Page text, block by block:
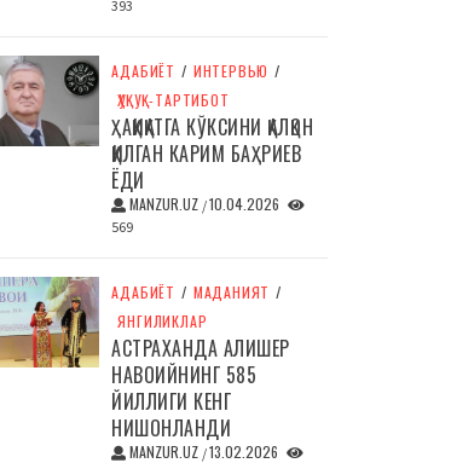
393
АДАБИЁТ / ИНТЕРВЬЮ /
ҲУҚУҚ-ТАРТИБОТ
ҲАҚИҚАТГА КЎКСИНИ ҚАЛҚОН
ҚИЛГАН КАРИМ БАҲРИЕВ
ЁДИ
MANZUR.UZ /10.04.2026
569
АДАБИЁТ / МАДАНИЯТ /
ЯНГИЛИКЛАР
АСТРАХАНДА АЛИШЕР
НАВОИЙНИНГ 585
ЙИЛЛИГИ КЕНГ
НИШОНЛАНДИ
MANZUR.UZ /13.02.2026